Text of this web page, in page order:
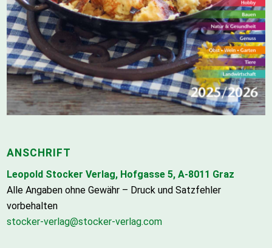
ANSCHRIFT
Leopold Stocker Verlag, Hofgasse 5, A-8011 Graz
Alle Angaben ohne Gewähr – Druck und Satzfehler
vorbehalten
stocker-verlag@stocker-verlag.com